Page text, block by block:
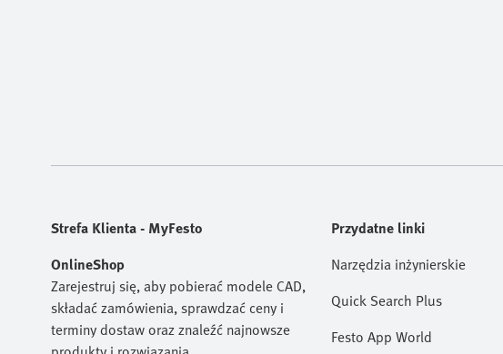
Strefa Klienta - MyFesto
OnlineShop
Zarejestruj się, aby pobierać modele CAD,
składać zamówienia, sprawdzać ceny i
terminy dostaw oraz znaleźć najnowsze
Przydatne linki
Narzędzia inżynierskie
Quick Search Plus
Festo App World